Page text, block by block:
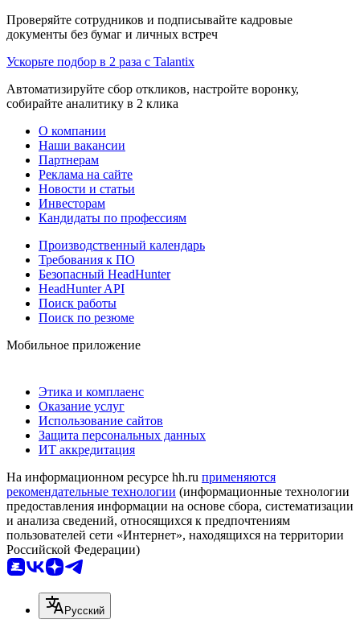
Проверяйте сотрудников и подписывайте кадровые
документы без бумаг и личных встреч
Ускорьте подбор в 2 раза с Talantix
Автоматизируйте сбор откликов, настройте воронку,
собирайте аналитику в 2 клика
О компании
Наши вакансии
Партнерам
Реклама на сайте
Новости и статьи
Инвесторам
Кандидаты по профессиям
Производственный календарь
Требования к ПО
Безопасный HeadHunter
HeadHunter API
Поиск работы
Поиск по резюме
Мобильное приложение
Этика и комплаенс
Оказание услуг
Использование сайтов
Защита персональных данных
ИТ аккредитация
На информационном ресурсе hh.ru применяются
рекомендательные технологии (информационные технологии
предоставления информации на основе сбора, систематизации
и анализа сведений, относящихся к предпочтениям
пользователей сети «Интернет», находящихся на территории
Российской Федерации)
Русский